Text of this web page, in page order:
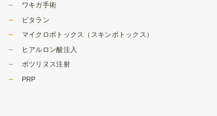
ワキガ手術
ビタラン
マイクロボトックス（スキンボトックス）
ヒアルロン酸注入
ボツリヌス注射
PRP